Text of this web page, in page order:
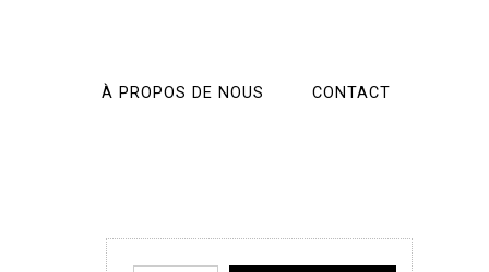
À PROPOS DE NOUS CONTACT